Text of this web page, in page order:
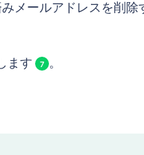
メールアドレスを削除
ます 7 。